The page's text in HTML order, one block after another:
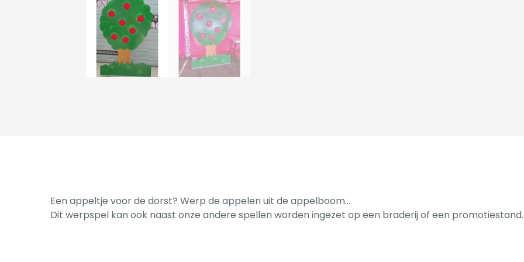
Een appeltje voor de dorst? Werp de appelen uit de appelboom…
Dit werpspel kan ook naast onze andere spellen worden ingezet op een braderij of een